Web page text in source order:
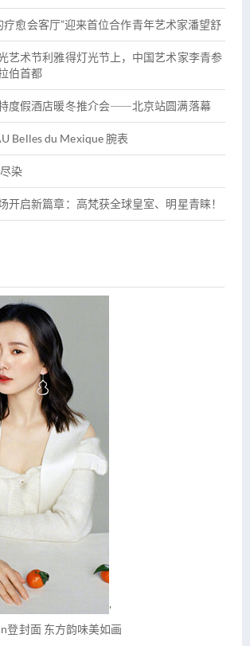
疗愈会客厅”迎来首位合作青年艺术家潘望舒
艺术节利雅得灯光节上，中国艺术家李青参
伯首都
度假酒店暖冬推介会――北京站圆满落幕
Belles du Mexique 腕表
染
开启新篇章：高梵获全球皇室、明星青睐！
'
登封面 东方韵味美如画